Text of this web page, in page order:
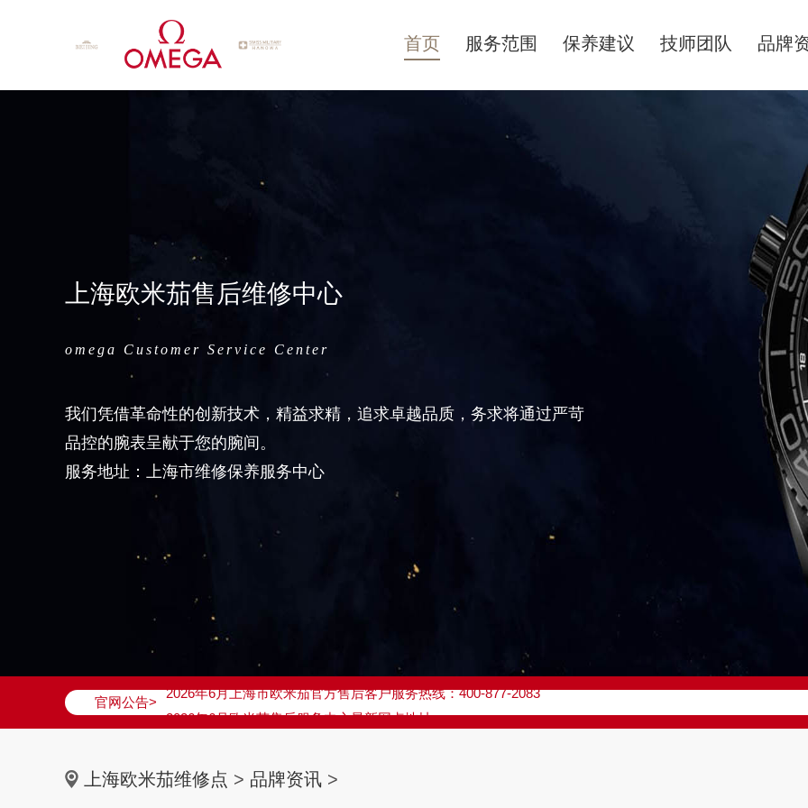
首页 服务范围 保养建议 技师团队 品牌
上海欧米茄售后维修中心
omega Customer Service Center
我们凭借革命性的创新技术，精益求精，追求卓越品质，务求将通过严苛
品控的腕表呈献于您的腕间。
服务地址：上海市维修保养服务中心
官网公告>
2026年6月欧米茄上海市售后服务网络优化升级公告
2026年6月上海市欧米茄官方售后客户服务热线：400-877-2083
2026年6月欧米茄售后服务中心最新网点地址：
上海市黄浦区南京东路299号宏伊国际广场写字楼8层806室（需提前预约）
上海欧米茄维修点 > 品牌资讯 >